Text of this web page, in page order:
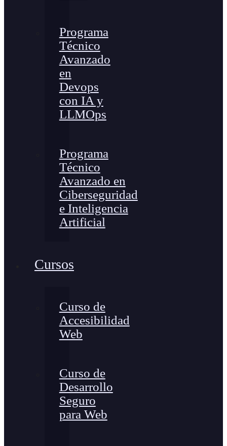
Programa
Técnico
Avanzado
en
Devops
con IA y
LLMOps
Programa
Técnico
Avanzado en
Ciberseguridad
e Inteligencia
Artificial
Cursos
Curso de
Accesibilidad
Web
Curso de
Desarrollo
Seguro
para Web